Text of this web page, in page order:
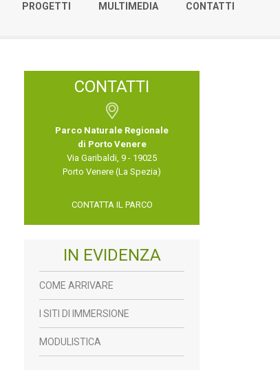
PROGETTI MULTIMEDIA CONTATTI
CONTATTI
Parco Naturale Regionale
di Porto Venere
Via Garibaldi, 9 - 19025
Porto Venere (La Spezia)
CONTATTA IL PARCO
IN EVIDENZA
COME ARRIVARE
I SITI DI IMMERSIONE
MODULISTICA